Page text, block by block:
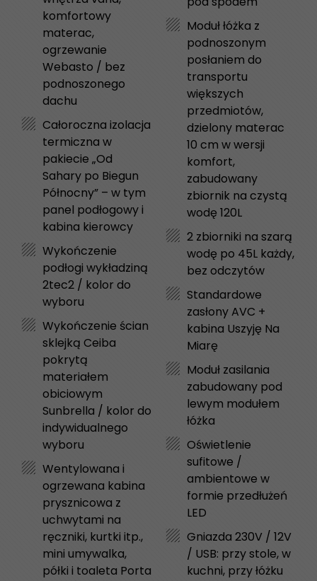
komfortowy
materac,
ogrzewanie
Webasto / bez
podnoszonego
dachu
Całoroczna izolacja
termiczna w
pakiecie „Od
Sahary po Biegun
Północny” – w tym
panel podłogowy i
kabina kierowcy
Wykończenie
podłogi wykładziną
2tec2 / kolor do
wyboru
Wykończenie ścian
sklejką Ceiba
pokrytą
materiałem
obiciowym
Sunbrella / kolor do
indywidualnego
wyboru
Wentylowana i
ogrzewana kabina
prysznicowa z
uchwytami na
ręczniki, kurtki itp.,
mini umywalka,
półki i toaleta Porta
Moduł łóżka z
podnoszonym
posłaniem do
transportu
większych
przedmiotów,
dzielony materac
10 cm w wersji
komfort,
zabudowany
zbiornik na czystą
wodę 120L
2 zbiorniki na szarą
wodę po 45L każdy,
bez odczytów
Standardowe
zasłony AVC +
kabina Uszyję Na
Miarę
Moduł zasilania
zabudowany pod
lewym modułem
łóżka
Oświetlenie
sufitowe /
ambientowe w
formie przedłużeń
LED
Gniazda 230V / 12V
/ USB: przy stole, w
kuchni, przy łóżku